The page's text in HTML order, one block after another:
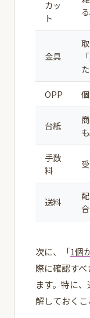
カッ
ト
る
金具
「
OPP
台紙
手数
料
送料
次に、「1個
際に確認す
ます。特に
解しておくこ